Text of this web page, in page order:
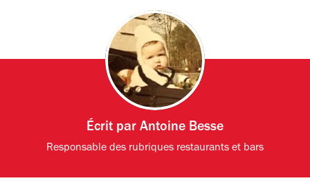
Écrit par Antoine Besse
Responsable des rubriques restaurants et bars